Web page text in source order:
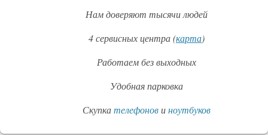
Нам доверяют тысячи людей
4 сервисных центра (карта)
Работаем без выходных
Удобная парковка
Скупкателефоновиноутбуков